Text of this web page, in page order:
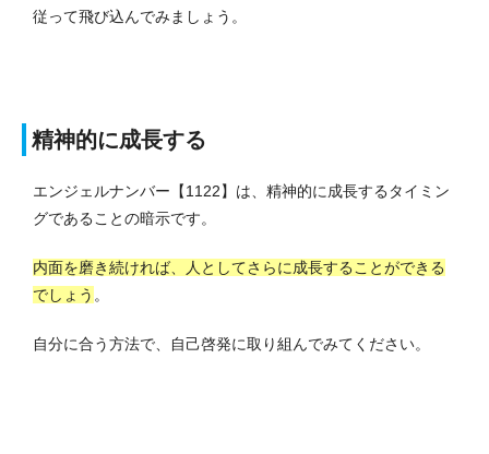
従って飛び込んでみましょう。
精神的に成長する
エンジェルナンバー【1122】は、精神的に成長するタイミン
グであることの暗示です。
内面を磨き続ければ、人としてさらに成長することができる
でしょう 。
自分に合う方法で、自己啓発に取り組んでみてください。